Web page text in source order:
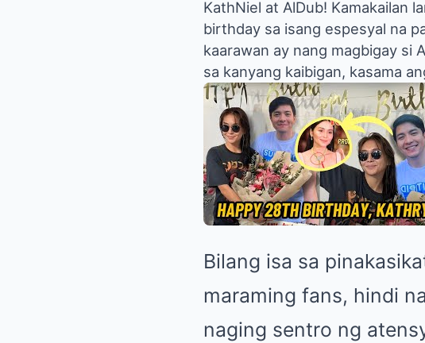
KathNiel at AlDub! Kamakailan
birthday sa isang espesyal na
kaarawan ay nang magbigay si
sa kanyang kaibigan, kasama
Bilang isa sa
maraming fans, hindi
naging sentro ng